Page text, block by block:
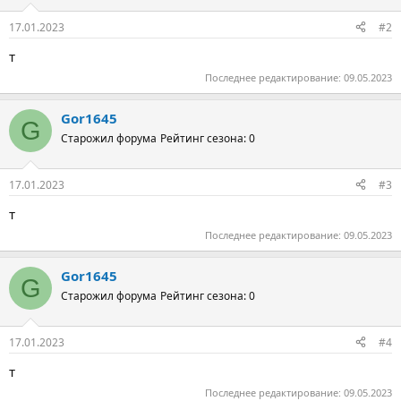
17.01.2023 #2
т
Последнее редактирование: 09.05.2023
G Gor1645
Старожил форума Рейтинг сезона: 0
17.01.2023 #3
т
Последнее редактирование: 09.05.2023
G Gor1645
Старожил форума Рейтинг сезона: 0
17.01.2023 #4
т
Последнее редактирование: 09.05.2023